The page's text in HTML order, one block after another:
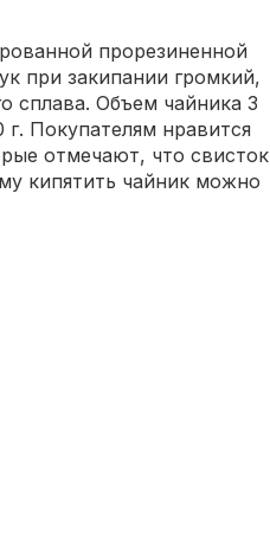
прорезиненной
при закипании громкий,
сплава. Объем чайника 3
Покупателям нравится
отмечают, что свисток
кипятить чайник можно